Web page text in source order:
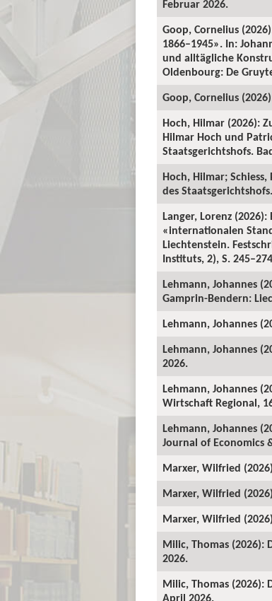
Februar 2026.
Goop, Cornelius
1866–1945». In:
und alltägliche
Oldenbourg: De
Goop, Cornelius
Hoch, Hilmar (2026):
Hilmar Hoch und
Staatsgerichtshofs.
Hoch, Hilmar;
des
Langer, Lorenz
«internationalen
Liechtenstein.
Instituts, 2), S.
Lehmann, Johannes
Gamprin-Bendern:
Lehmann, Johannes
Lehmann, Johannes
2026.
Lehmann, Johannes
Wirtschaft Regional,
Lehmann, Johannes
Journal of Economics
Marxer, Wilfried
Marxer, Wilfried
Marxer, Wilfried
Milic, Thomas (2026):
2026.
Milic, Thomas (2026):
April 2026.